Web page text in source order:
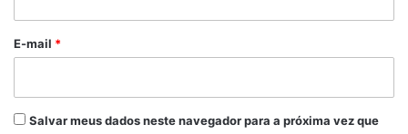
*
E-mail *
Salvar meus dados neste navegador para a próxima vez que